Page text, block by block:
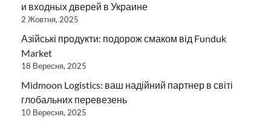
и входных дверей в Украине
2 Жовтня, 2025
Азійські продукти: подорож смаком від Funduk
Market
18 Вересня, 2025
Midmoon Logistics: ваш надійний партнер в світі
глобальних перевезень
10 Вересня, 2025